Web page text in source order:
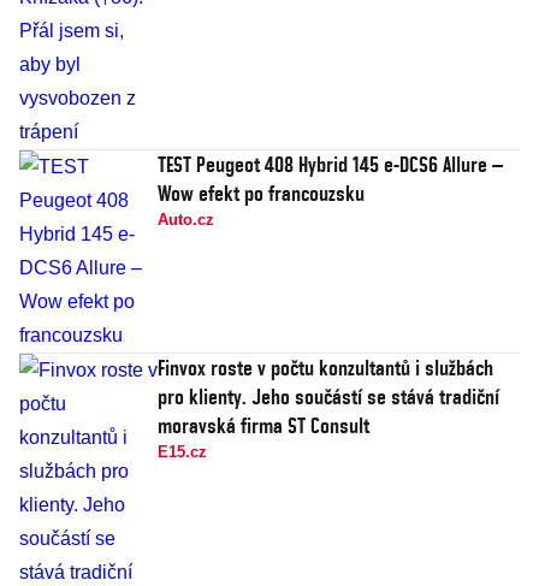
TEST Peugeot 408 Hybrid 145 e-DCS6 Allure –
Wow efekt po francouzsku
Auto.cz
Finvox roste v počtu konzultantů i službách
pro klienty. Jeho součástí se stává tradiční
moravská firma ST Consult
E15.cz